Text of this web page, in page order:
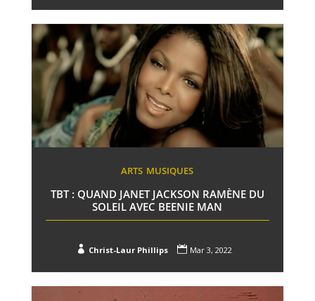
ARTS MUSIQUES
TBT : QUAND JANET JACKSON RAMÈNE DU
SOLEIL AVEC BEENIE MAN
 Christ-Laur Phillips  Mar 3, 2022